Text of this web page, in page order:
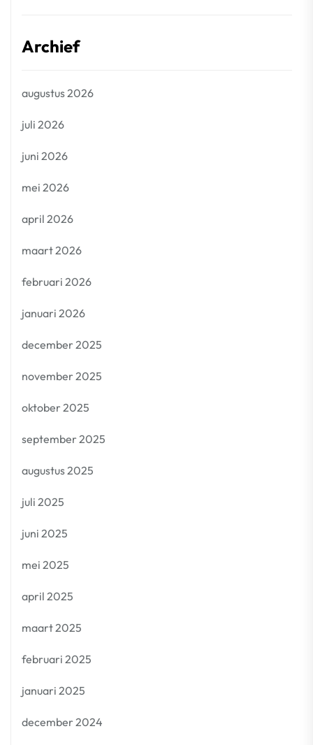
Archief
augustus 2026
juli 2026
juni 2026
mei 2026
april 2026
maart 2026
februari 2026
januari 2026
december 2025
november 2025
oktober 2025
september 2025
augustus 2025
juli 2025
juni 2025
mei 2025
april 2025
maart 2025
februari 2025
januari 2025
december 2024